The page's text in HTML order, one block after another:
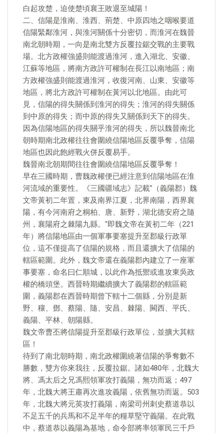
白起攻楚，迫使楚頃襄王敗退至城陽！
二、信陽是淮南、淮西、荊楚、中原四地之咽喉要道
信陽緊鄰淮河，與淮河關係十分密切，而淮河在魏晉
南北朝時期，一向是南北雙方反覆拉鋸交戰的主要戰
場。北方政權強盛則能渡過淮河，進入湖北、安徽、
江蘇等地區，將南方政許可權制在長江以南地區；南
方政權強盛則能渡過淮河，收復河南、山東、安徽等
地區，將北方政許可權制在黃河以北地區。由此可
見，信陽的得失關係到淮河的得失；淮河的得失關係
到中原的得失；而中原的得失又關係到天下的得失。
因為信陽地區的得失關乎淮河的得失，所以魏晉南北
朝時期南北政權往往會圍繞信陽地區反覆爭奪，信陽
地區也因此飽經戰火併反覆易手。
魏晉南北朝期間往往會圍繞信陽地區反覆爭奪！
早在三國時期，曹魏政權便已經注意到信陽地區在淮
河流域的重要性。《三國疆域志》記載"（義陽郡）魏
文帝黃初二年置，東及南界江夏，北界南陽，西界襄
陽，有今河南府之桐柏、唐、新野，湖北德安府之隨
州，襄陽府之棘陽九縣。"即魏文帝在黃初二年（221
年）將信陽地區由一個軍事要塞提升至郡級行政單
位，這不僅提高了信陽的規格，而且還擴大了信陽的
轄區範圍。此外，魏文帝還在義陽郡內建立了一座軍
事要塞，命名曰仁順城，以此作為抵禦或進攻東吳政
權的橋頭堡。西晉時期繼續擴大了義陽郡的轄區範
圍，義陽郡在西晉時期曾下轄十二個縣，分別是新
野、穰、鄧、蔡陽、隨、安昌、棘陽、闕西、平氏、
義陽、平林、朝陽縣。
魏文帝曹丕將信陽提升至郡級行政單位，並擴大其轄
區！
待到了南北朝時期，南北政權圍繞著信陽的爭奪數不
勝數，雙方你來我往，反覆拉鋸。諸如480年，北魏大
將、馮太后之兄馮熙領軍攻打義陽，無功而返；497
年，北魏大將王肅再次進攻義陽，依舊無功而返。503
年，北魏大將元英攻打義陽，南梁司州刺史蔡道恭以
不足五千的兵馬和不足半年的糧草堅守義陽。在此戰
中，蔡道恭以義陽為基地，命令部將率領軍民三千戶